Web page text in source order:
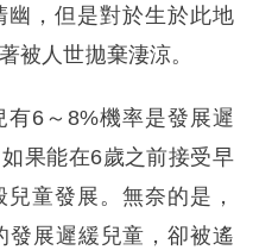
幽，但是對於生於此地
被人世拋棄淒涼。
6～8%機率是發展遲
果能在6歲之前接受早
童發展。無奈的是，
發展遲緩兒童，卻被遙